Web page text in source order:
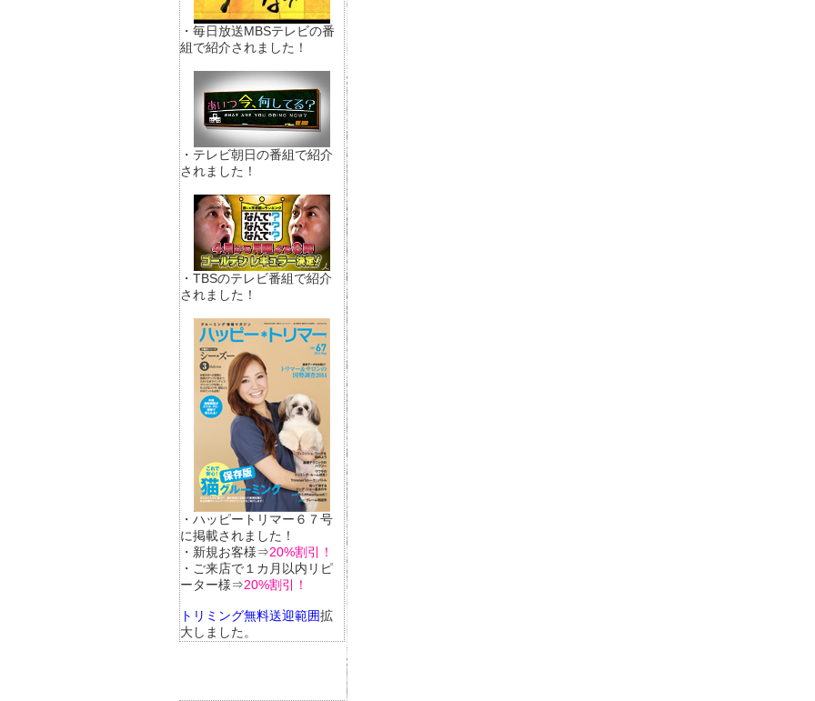
・毎日放送MBSテレビの番
組で紹介されました！
・テレビ朝日の番組で紹介
されました！
・TBSのテレビ番組で紹介
されました！
・ハッピートリマー６７号
に掲載されました！
・新規お客様⇒20%割引！
・ご来店で１カ月以内リピ
ーター様⇒20%割引！
トリミング無料送迎範囲拡
大しました。